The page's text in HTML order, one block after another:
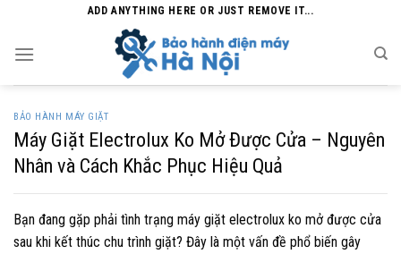
content
ADD ANYTHING HERE OR JUST REMOVE IT...
BẢO HÀNH MÁY GIẶT
Máy Giặt Electrolux Ko Mở Được Cửa – Nguyên
Nhân và Cách Khắc Phục Hiệu Quả
Bạn đang gặp phải tình trạng máy giặt electrolux ko mở được cửa
sau khi kết thúc chu trình giặt? Đây là một vấn đề phổ biến gây